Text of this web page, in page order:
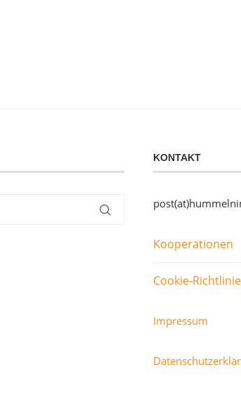
KONTAKT
Kooperationen
Cookie-
Impressum